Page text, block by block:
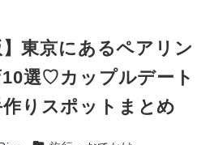
】東京にあるペアリン
選♡カップルデート
りスポットまとめ